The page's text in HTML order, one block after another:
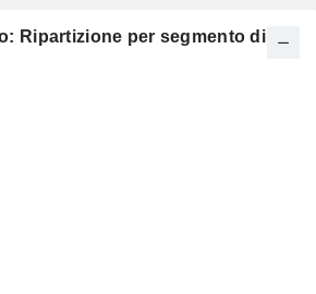
Ripartizione per segmento di